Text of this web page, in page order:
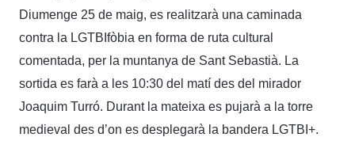
Diumenge 25 de maig, es realitzarà una caminada
contra la LGTBIfòbia en forma de ruta cultural
comentada, per la muntanya de Sant Sebastià. La
sortida es farà a les 10:30 del matí des del mirador
Joaquim Turró. Durant la mateixa es pujarà a la torre
medieval des d’on es desplegarà la bandera LGTBI+.